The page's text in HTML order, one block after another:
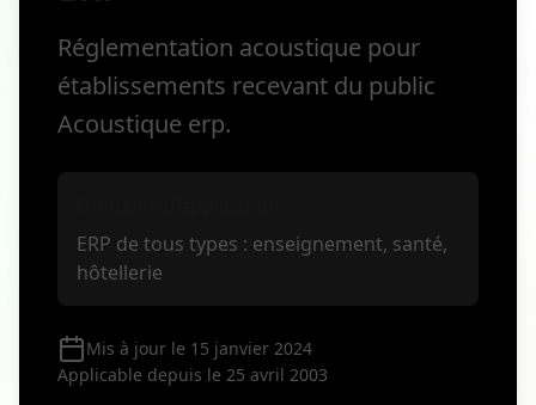
Réglementation acoustique pour
établissements recevant du public
Acoustique erp.
ERP de tous types : enseignement, santé,
hôtellerie
Mis à jour le 15 janvier 2024
Applicable depuis le 25 avril 2003